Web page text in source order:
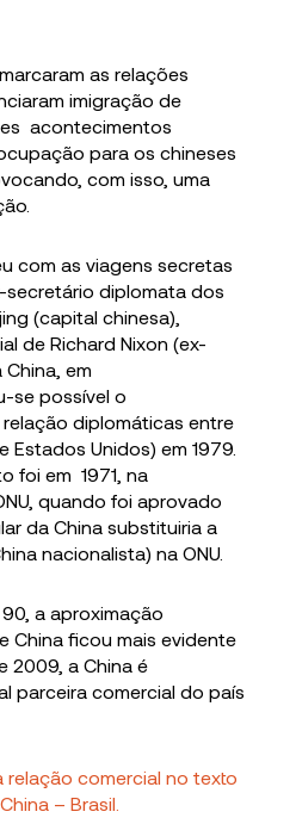
as relações
imigração de
acontecimentos
para os chineses
com isso, uma
com as viagens secretas
secretário diplomata dos
(capital chinesa),
de Richard Nixon (ex-
em
se possível o
diplomáticas entre
Estados Unidos) em 1979.
foi em 1971, na
quando foi aprovado
da China substituiria a
nacionalista) na ONU.
a aproximação
China ficou mais evidente
2009, a China é
parceira comercial do país
relação comercial no texto
– Brasil.